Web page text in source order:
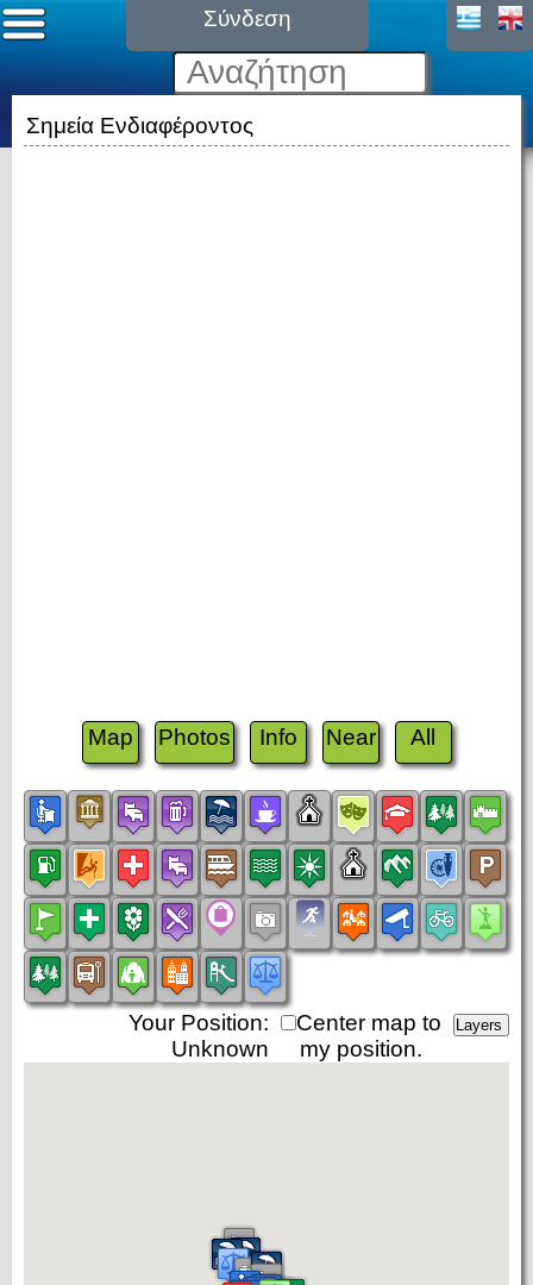
Σύνδεση
Σημεία Ενδιαφέροντος
Map Photos Info Near All
Center map to
my position.
Your Position:
Unknown